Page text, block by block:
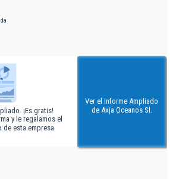
¡Es gratis!
y le regalamos el
de esta empresa
Ver el Informe Ampliado
de Axja Oceanos Sl.